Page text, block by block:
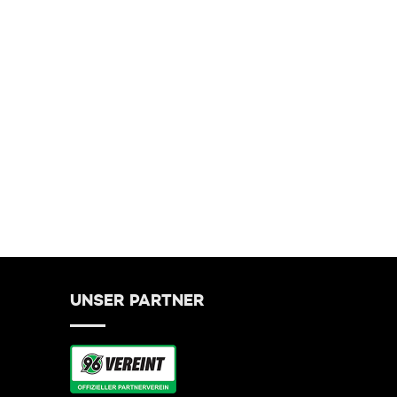
UNSER PARTNER